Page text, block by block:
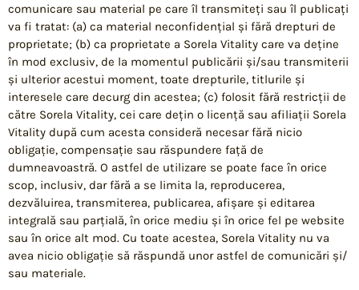
comunicare sau material pe care îl transmiteți sau îl publicați
va fi tratat: (a) ca material neconfidențial și fără drepturi de
proprietate; (b) ca proprietate a Sorela Vitality care va deține
în mod exclusiv, de la momentul publicării și/sau transmiterii
și ulterior acestui moment, toate drepturile, titlurile și
interesele care decurg din acestea; (c) folosit fără restricții de
către Sorela Vitality, cei care dețin o licență sau afiliații Sorela
Vitality după cum acesta consideră necesar fără nicio
obligație, compensație sau răspundere față de
dumneavoastră. O astfel de utilizare se poate face în orice
scop, inclusiv, dar fără a se limita la, reproducerea,
dezvăluirea, transmiterea, publicarea, afișare și editarea
integrală sau parțială, în orice mediu și în orice fel pe website
sau în orice alt mod. Cu toate acestea, Sorela Vitality nu va
avea nicio obligație să răspundă unor astfel de comunicări și/
sau materiale.